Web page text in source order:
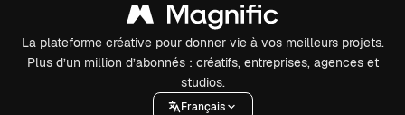
La plateforme créative pour donner vie à vos meilleurs projets.
Plus d’un million d’abonnés : créatifs, entreprises, agences et
studios.
Français